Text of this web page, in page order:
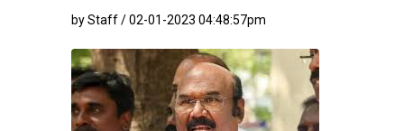
by Staff / 02-01-2023 04:48:57pm